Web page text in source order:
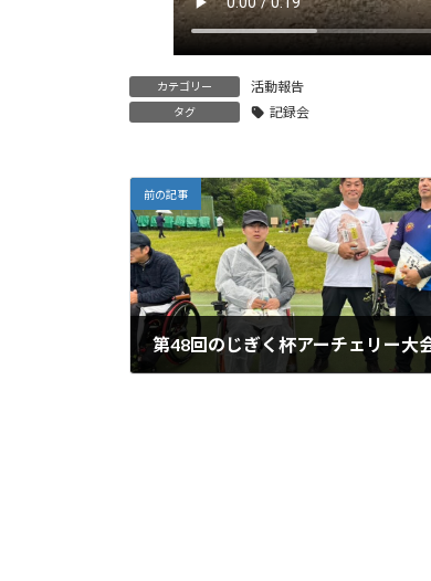
カテゴリー 活動報告
タグ 記録会
前の記事
第48回のじぎく杯アーチェリー